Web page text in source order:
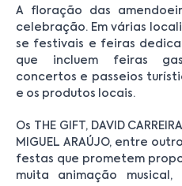
A floração das
celebração. Em várias
se festivais e feiras
que incluem feiras
concertos e passeios
e os produtos locais.
Os THE GIFT, DAVID
MIGUEL ARAÚJO, entre
festas que prometem
muita animação musical,